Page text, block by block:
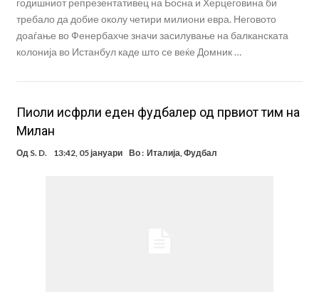
годишниот репрезентативец на Босна и Херцеговина би
требало да добие околу четири милиони евра. Неговото
доаѓање во Фенербахче значи засилување на балканската
колонија во Истанбул каде што се веќе Домник …
Пиоли исфрли еден фудбалер од првиот тим на
Милан
Од S. D. 13:42, 05 јануари Во : Италија,Фудбал